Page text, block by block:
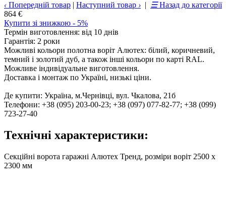
‹ Попередній товар | Наступний товар › | ☰Назад до категорії
864 €
Купити зі знижкою - 5%
Термін виготовлення: від 10 днів
Гарантія: 2 роки
Можливі кольори полотна воріт Алютех: білий, коричневий,
темний і золотий дуб, а також інші кольори по карті RAL.
Можливе індивідуальне виготовлення.
Доставка і монтаж по Україні, низькі ціни.
Де купити: Україна, м.Чернівці, вул. Чкалова, 21б
Телефони: +38 (095) 203-00-23; +38 (097) 077-82-77; +38 (099)
723-27-40
Технічні характеристики:
Секційні ворота гаражні Алютех Тренд, розміри воріт 2500 х
2300 мм